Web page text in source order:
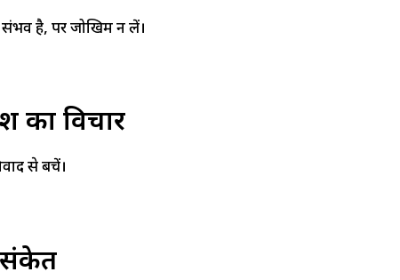
है, पर जोखिम न लें।
का विचार
से बचें।
संकेत